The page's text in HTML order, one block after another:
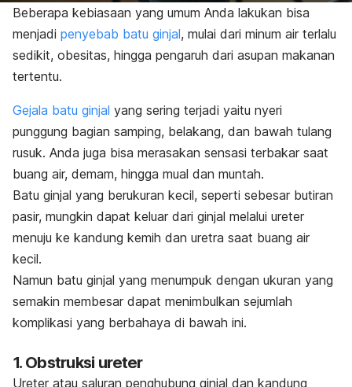
Beberapa kebiasaan yang umum Anda lakukan bisa
menjadi penyebab batu ginjal, mulai dari minum air terlalu
sedikit, obesitas, hingga pengaruh dari asupan makanan
tertentu.
Gejala batu ginjal yang sering terjadi yaitu nyeri
punggung bagian samping, belakang, dan bawah tulang
rusuk. Anda juga bisa merasakan sensasi terbakar saat
buang air, demam, hingga mual dan muntah.
Batu ginjal yang berukuran kecil, seperti sebesar butiran
pasir, mungkin dapat keluar dari ginjal melalui ureter
menuju ke kandung kemih dan uretra saat buang air
kecil.
Namun batu ginjal yang menumpuk dengan ukuran yang
semakin membesar dapat menimbulkan sejumlah
komplikasi yang berbahaya di bawah ini.
1. Obstruksi ureter
Ureter atau saluran penghubung ginjal dan kandung